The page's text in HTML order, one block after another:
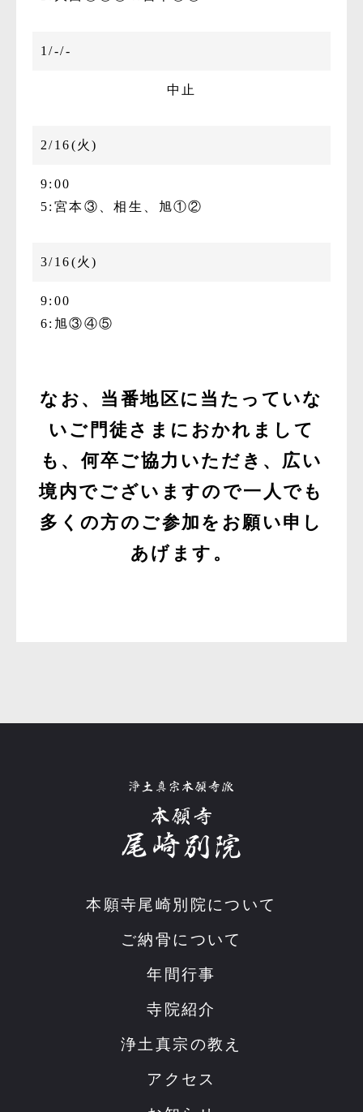
1/-/-
中止
2/16(火)
9:00
5:宮本③、相生、旭①②
3/16(火)
9:00
6:旭③④⑤
なお、当番地区に当たっていな
いご門徒さまにおかれまして
も、何卒ご協力いただき、広い
境内でございますので一人でも
多くの方のご参加をお願い申し
あげます。
本願寺尾崎別院について
ご納骨について
年間行事
寺院紹介
浄土真宗の教え
アクセス